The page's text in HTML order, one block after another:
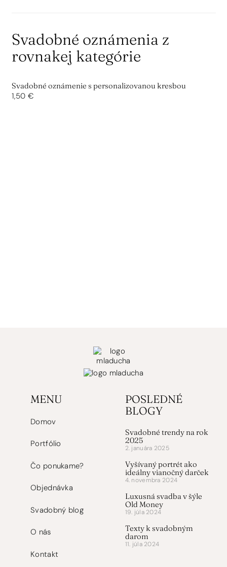
Svadobné oznámenia z
rovnakej kategórie
Svadobné oznámenie s personalizovanou kresbou
1,50 €
MENU
Domov
Portfólio
Čo ponukame?
Objednávka
Svadobný blog
O nás
Kontakt
POSLEDNÉ
BLOGY
Svadobné trendy na rok
2025
2. januára 2025
Vyšívaný portrét ako
ideálny vianočný darček
4. novembra 2024
Luxusná svadba v šýle
Old Money
19. júla 2024
Texty k svadobným
darom
11. júla 2024